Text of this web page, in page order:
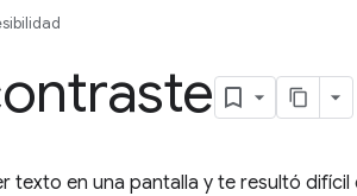
texto en una pantalla y te resultó